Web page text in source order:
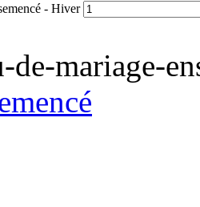
- Hiver
de-mariage-